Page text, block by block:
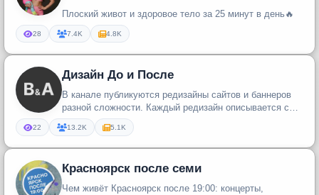
Плоский живот и здоровое тело за 25 минут в день🔥
28 7.4K 4.8K
Дизайн До и После
В канале публикуются редизайны сайтов и баннеров
разной сложности. Каждый редизайн описывается с
объяснениями что зачем...
22 13.2K 5.1K
Красноярск после семи
Чем живёт Красноярск после 19:00: концерты,